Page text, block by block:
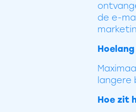
de e-
langere
Hoe zit